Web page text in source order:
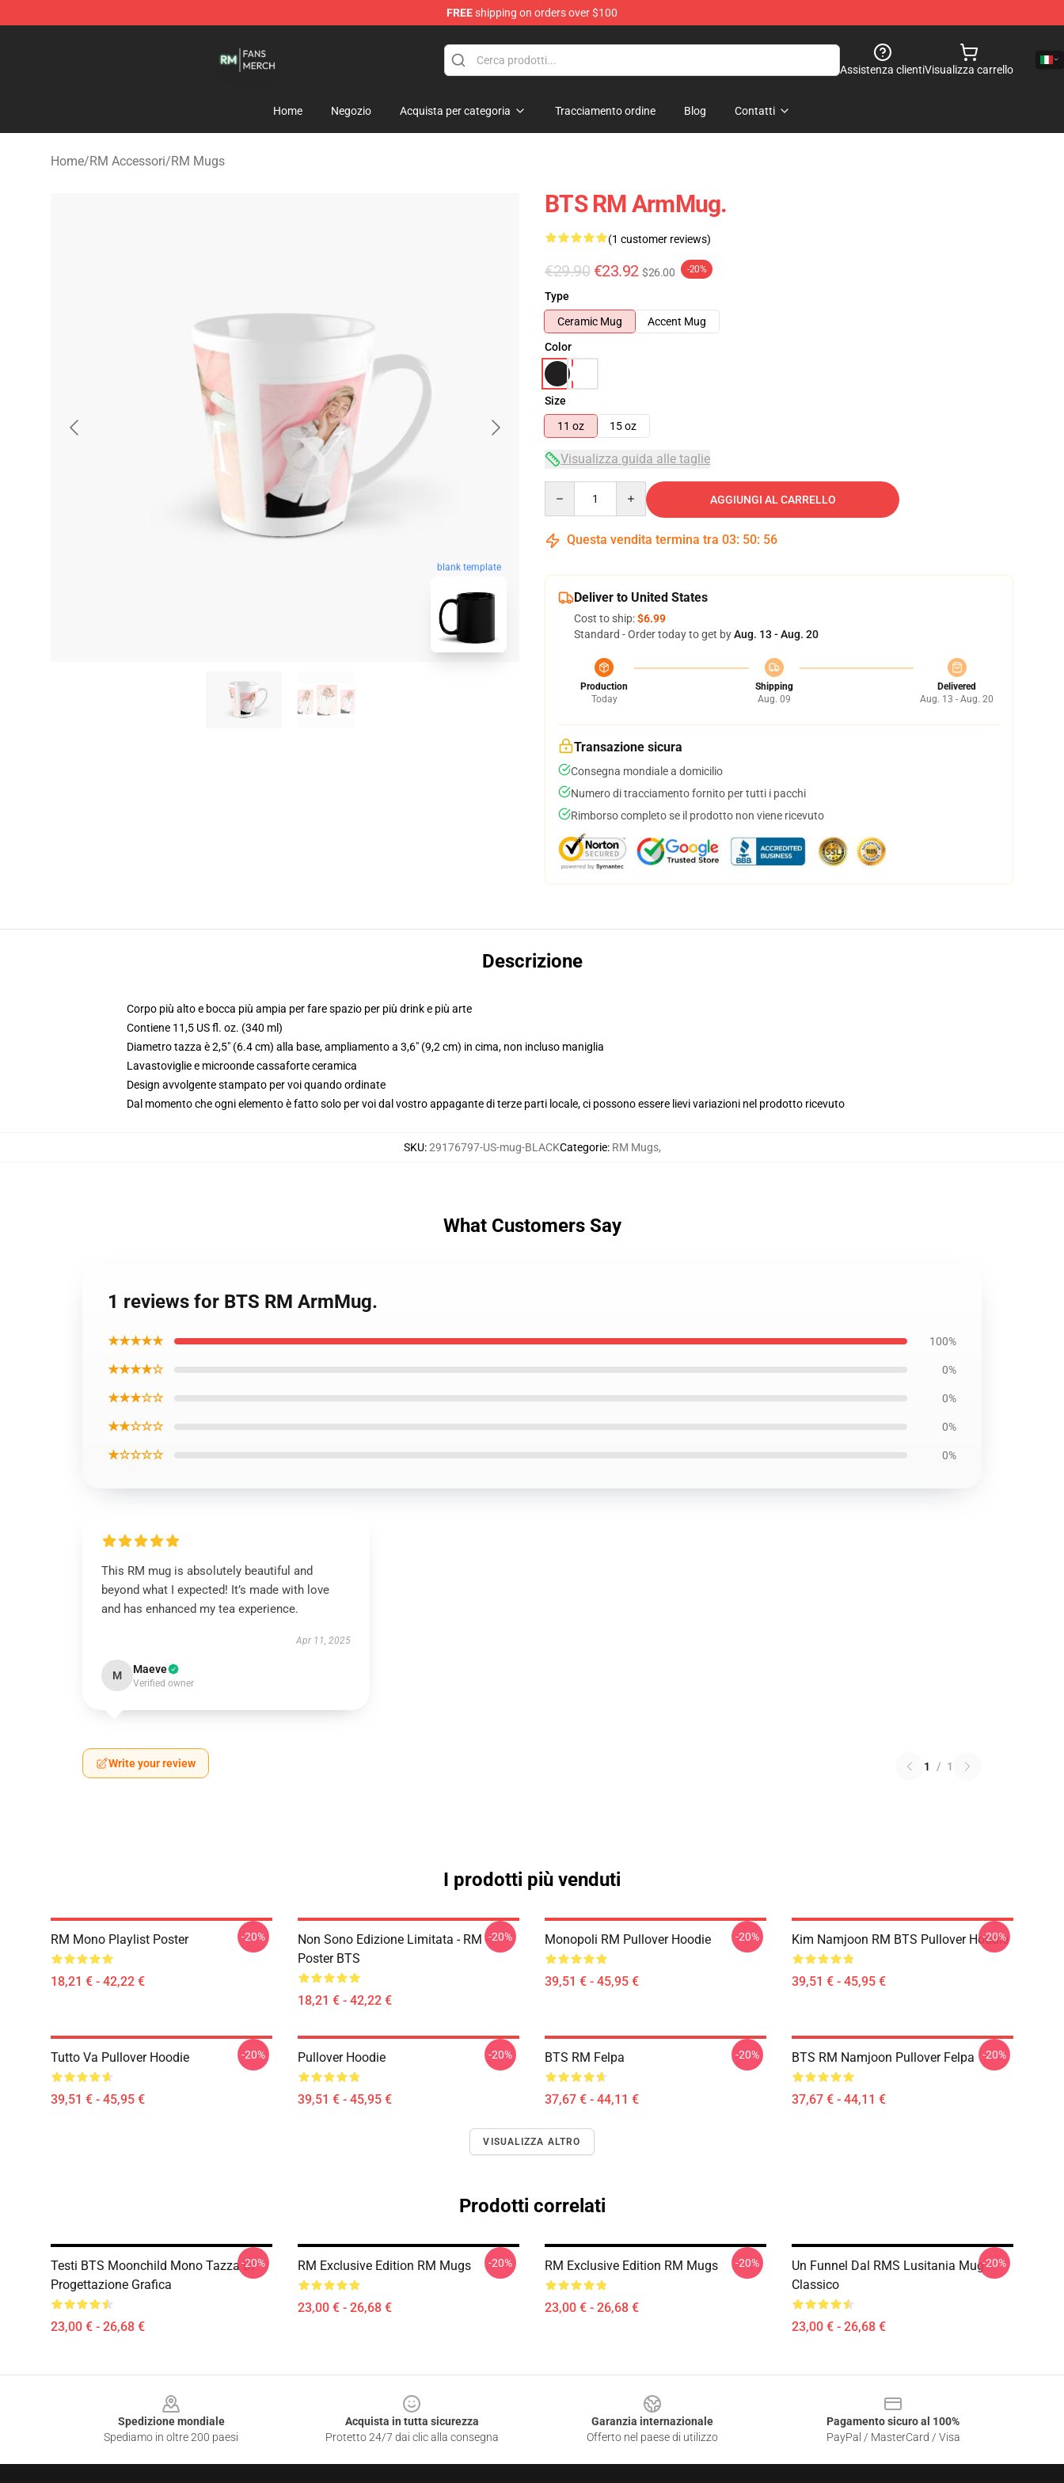
FREEshipping on orders over $100
Assistenza clientiVisualizza carrello
Home Negozio Acquista per categoria Tracciamento ordine Blog Contatti
Home/RM Accessori/RM Mugs
blank template
BTS RM ArmMug.
(1 customer reviews)
€29.90 €23.92 $26.00 -20%
Type
Ceramic Mug
Accent Mug
Color
Size
11 oz
15 oz
Visualizza guida alle taglie
AGGIUNGI AL CARRELLO
Questa vendita termina tra 03: 50: 55
Deliver to United States
Cost to ship:$6.99
Standard - Order today to get byAug. 13 - Aug. 20
Production
Today
Shipping
Aug. 09
Delivered
Aug. 13 - Aug. 20
Transazione sicura
Consegna mondiale a domicilio
Numero di tracciamento fornito per tutti i pacchi
Rimborso completo se il prodotto non viene ricevuto
Descrizione
Corpo più alto e bocca più ampia per fare spazio per più drink e più arte
Contiene 11,5 US fl. oz. (340 ml)
Diametro tazza è 2,5" (6.4 cm) alla base, ampliamento a 3,6" (9,2 cm) in cima, non incluso maniglia
Lavastoviglie e microonde cassaforte ceramica
Design avvolgente stampato per voi quando ordinate
Dal momento che ogni elemento è fatto solo per voi dal vostro appagante di terze parti locale, ci possono essere lievi variazioni nel prodotto ricevuto
SKU:29176797-US-mug-BLACKCategorie: RM Mugs,
What Customers Say
1 reviews for BTS RM ArmMug.
★★★★★ 100%
★★★★☆ 0%
★★★☆☆ 0%
★★☆☆☆ 0%
★☆☆☆☆ 0%
This RM mug is absolutely beautiful and
beyond what I expected! It’s made with love
and has enhanced my tea experience.
Apr 11, 2025
M Maeve
Verified owner
Write your review 1 / 1
I prodotti più venduti
RM Mono Playlist Poster
18,21 € - 42,22 €
-20%
Non Sono Edizione Limitata - RM -
Poster BTS
18,21 € - 42,22 €
-20% Monopoli RM Pullover Hoodie
39,51 € - 45,95 €
-20% Kim Namjoon RM BTS Pullover Hoodie
39,51 € - 45,95 €
-20%
Tutto Va Pullover Hoodie
39,51 € - 45,95 €
-20% Pullover Hoodie
39,51 € - 45,95 €
-20% BTS RM Felpa
37,67 € - 44,11 €
-20% BTS RM Namjoon Pullover Felpa
37,67 € - 44,11 €
-20%
VISUALIZZA ALTRO
Prodotti correlati
Testi BTS Moonchild Mono Tazza Di
Progettazione Grafica
23,00 € - 26,68 €
-20% RM Exclusive Edition RM Mugs
23,00 € - 26,68 €
-20% RM Exclusive Edition RM Mugs
23,00 € - 26,68 €
-20%
Un Funnel Dal RMS Lusitania Mug
Classico
23,00 € - 26,68 €
-20%
Spedizione mondiale
Spediamo in oltre 200 paesi
Acquista in tutta sicurezza
Protetto 24/7 dai clic alla consegna
Garanzia internazionale
Offerto nel paese di utilizzo
Pagamento sicuro al 100%
PayPal / MasterCard / Visa